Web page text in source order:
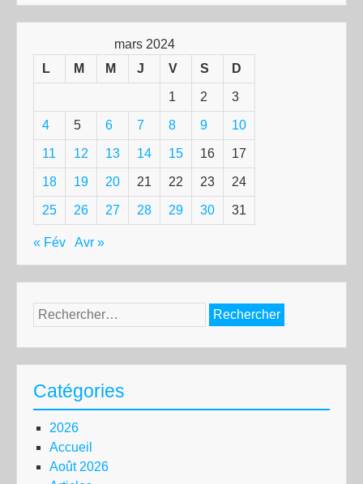
mars 2024
L
M M J V S D
1 2 3
4 5 6 7 8 9 10
11 12 13 14 15 16 17
18 19 20 21 22 23 24
25 26 27 28 29 30 31
« Fév Avr »
Rechercher :
Catégories
2026
Accueil
Août 2026